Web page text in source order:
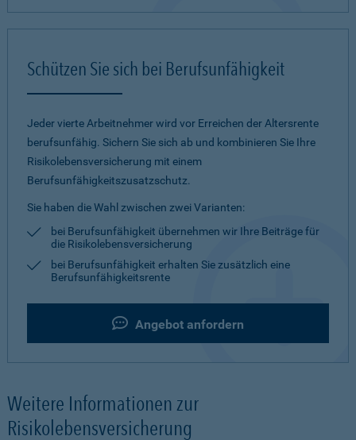
Schützen Sie sich bei Berufsunfähigkeit
Jeder vierte Arbeitnehmer wird vor Erreichen der Altersrente
berufsunfähig. Sichern Sie sich ab und kombinieren Sie Ihre
Risikolebensversicherung mit einem
Berufsunfähigkeitszusatzschutz.
Sie haben die Wahl zwischen zwei Varianten:
bei Berufsunfähigkeit übernehmen wir Ihre Beiträge für
die Risikolebensversicherung
bei Berufsunfähigkeit erhalten Sie zusätzlich eine
Berufsunfähigkeitsrente
Angebot anfordern
Weitere Informationen zur
Risikolebensversicherung